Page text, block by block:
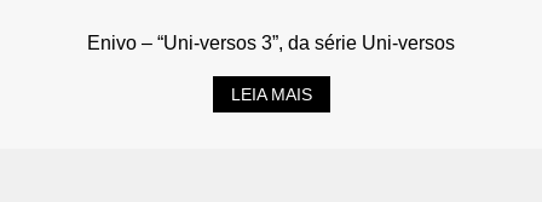
Enivo – “Uni-versos 3”, da série Uni-versos
LEIA MAIS